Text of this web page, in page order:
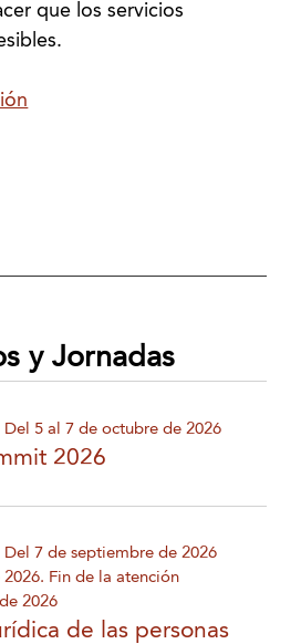
que los servicios
y Jornadas
5 al 7 de octubre de 2026
2026
Del 7 de septiembre de 2026
Fin de la atención
2026
de las personas